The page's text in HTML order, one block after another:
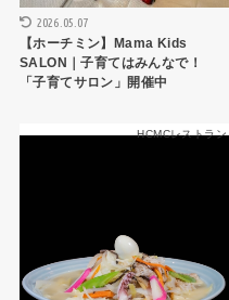
2026.05.07
【ホーチミン】Mama Kids
SALON｜子育てはみんなで！
「子育てサロン」開催中
HCMCレストラン